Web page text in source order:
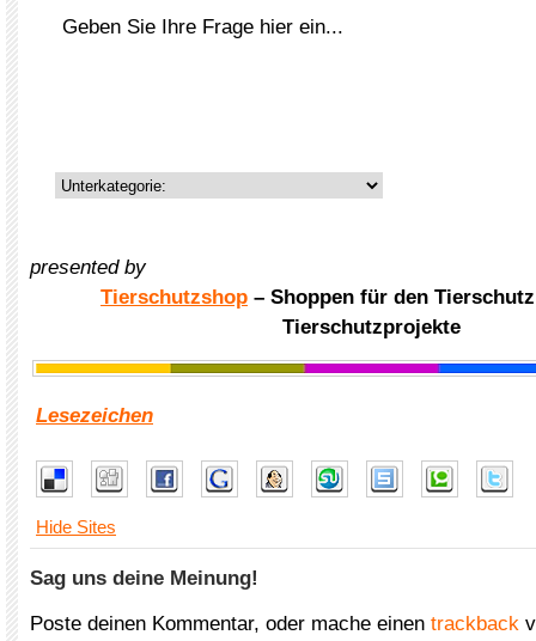
presented by
Tierschutzshop – Shoppen für den
Tierschutzprojekte
Lesezeichen
Hide Sites
Sag uns deine Meinung!
Poste deinen Kommentar, oder mache einen trackback